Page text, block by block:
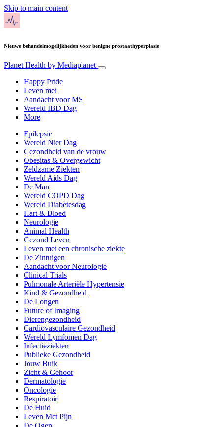
Skip to main content
Nieuwe behandelmogelijkheden voor benigne prostaathyperplasie
Planet Health by Mediaplanet
Happy Pride
Leven met
Aandacht voor MS
Wereld IBD Dag
More
Epilepsie
Wereld Nier Dag
Gezondheid van de vrouw
Obesitas & Overgewicht
Zeldzame Ziekten
Wereld Aids Dag
De Man
Wereld COPD Dag
Wereld Diabetesdag
Hart & Bloed
Neurologie
Animal Health
Gezond Leven
Leven met een chronische ziekte
De Zintuigen
Aandacht voor Neurologie
Clinical Trials
Pulmonale Arteriële Hypertensie
Kind & Gezondheid
De Longen
Future of Imaging
Dierengezondheid
Cardiovasculaire Gezondheid
Wereld Lymfomen Dag
Infectieziekten
Publieke Gezondheid
Jouw Buik
Zicht & Gehoor
Dermatologie
Oncologie
Respiratoir
De Huid
Leven Met Pijn
De Ogen